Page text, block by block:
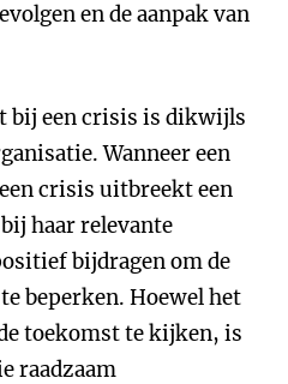
en de aanpak van
bij een crisis is dikwijls
Wanneer een
crisis uitbreekt een
haar relevante
bijdragen om de
beperken. Hoewel het
toekomst te kijken, is
raadzaam